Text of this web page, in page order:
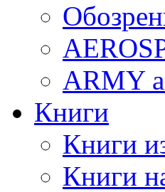
ARMY
Книги
Книги
Книги